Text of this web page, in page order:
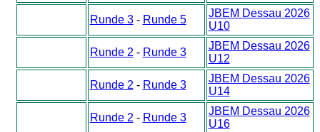
Runde 3- Runde 5
JBEM Dessau 2026
U10
Runde 2 - Runde 3
JBEM Dessau 2026
U12
Runde 2 - Runde 3
JBEM Dessau 2026
U14
Runde 2 - Runde 3
JBEM Dessau 2026
U16